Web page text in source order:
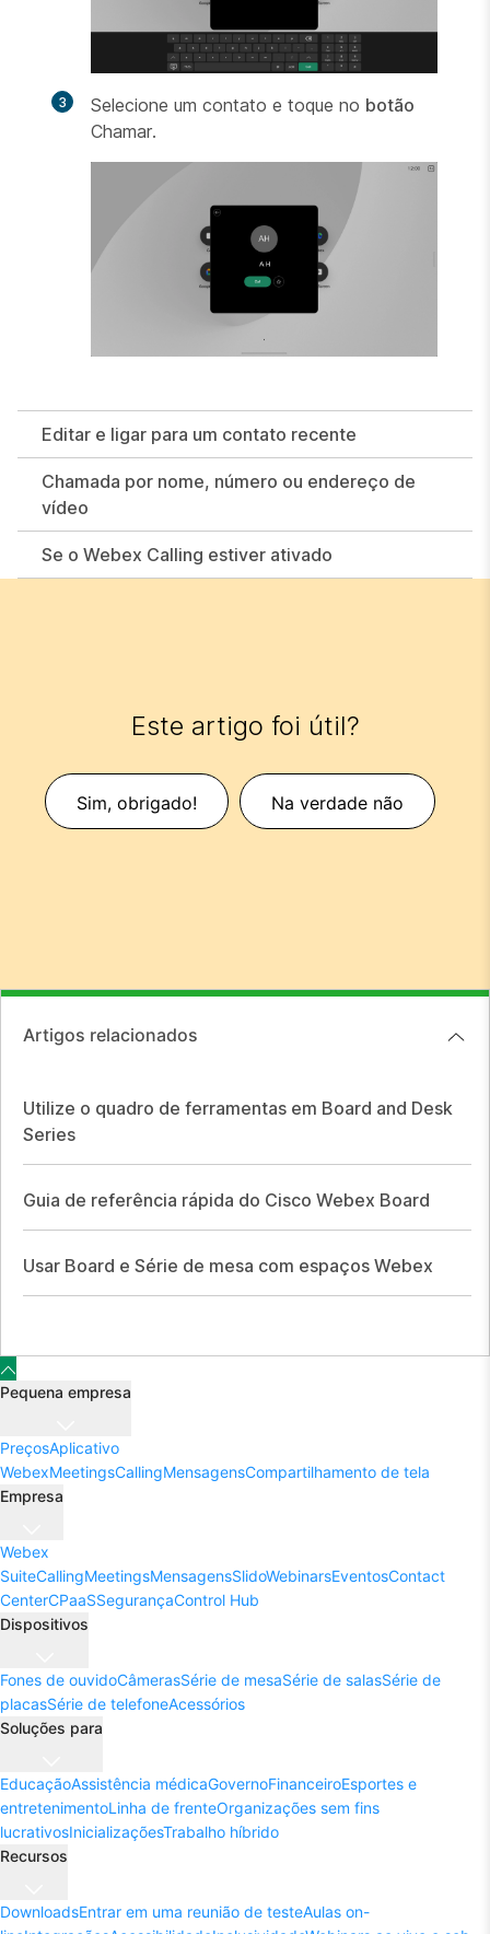
3 Selecione um contato e toque no botão
Chamar.
Editar e ligar para um contato recente
Chamada por nome, número ou endereço de
vídeo
Se o Webex Calling estiver ativado
Este artigo foi útil?
Sim, obrigado! Na verdade não
Artigos relacionados
Utilize o quadro de ferramentas em Board and Desk
Series
Guia de referência rápida do Cisco Webex Board
Usar Board e Série de mesa com espaços Webex
Pequena empresa
PreçosAplicativo
WebexMeetingsCallingMensagensCompartilhamento de tela
Empresa
Webex
SuiteCallingMeetingsMensagensSlidoWebinarsEventosContact
CenterCPaaSSegurançaControl Hub
Dispositivos
Fones de ouvidoCâmerasSérie de mesaSérie de salasSérie de
placasSérie de telefoneAcessórios
Soluções para
EducaçãoAssistência médicaGovernoFinanceiroEsportes e
entretenimentoLinha de frenteOrganizações sem fins
lucrativosInicializaçõesTrabalho híbrido
Recursos
DownloadsEntrar em uma reunião de testeAulas on-